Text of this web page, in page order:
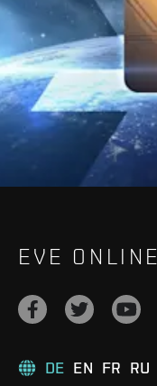
EVE
DE EN FR RU